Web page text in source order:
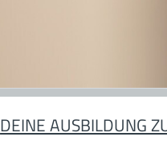
DEINE AUSBILDUNG